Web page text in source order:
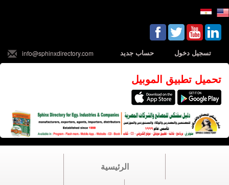
تسجيل دخول حساب جديد info@sphinxdirectory.com
تحميل تطبيق الموبيل
الرئيسية